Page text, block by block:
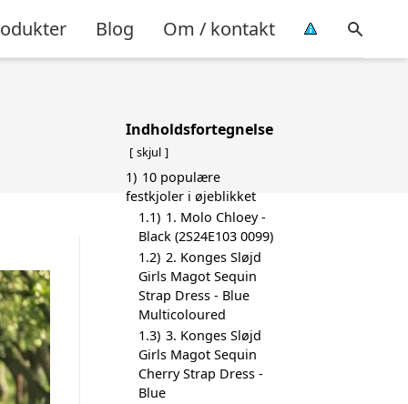
Blog Om / kontakt
Indholdsfortegnelse
skjul
1) 10 populære
festkjoler i øjeblikket
1.1) 1. Molo Chloey -
Black (2S24E103 0099)
1.2) 2. Konges Sløjd
Girls Magot Sequin
Strap Dress - Blue
Multicoloured
1.3) 3. Konges Sløjd
Girls Magot Sequin
Cherry Strap Dress -
Blue